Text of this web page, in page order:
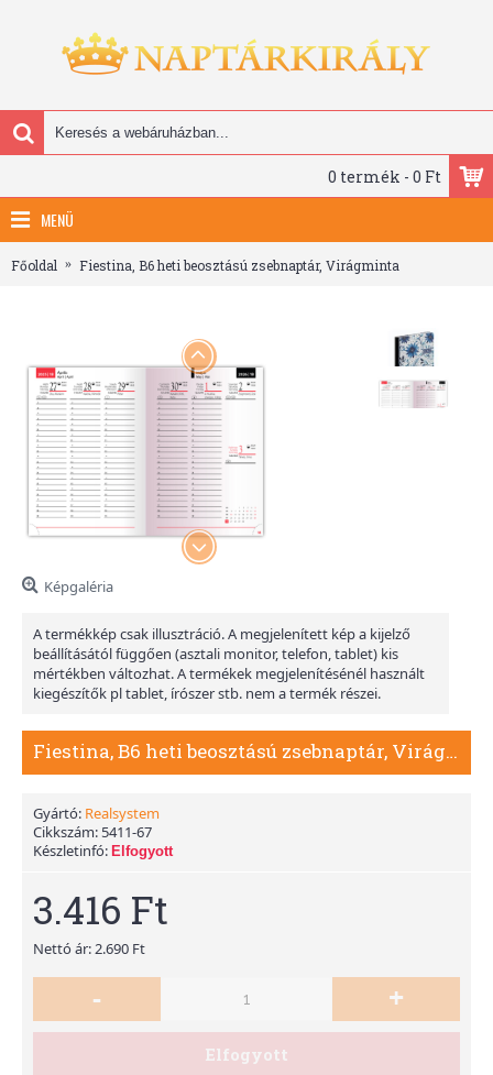
0 termék - 0 Ft
MENÜ
Főoldal Fiestina, B6 heti beosztású zsebnaptár, Virágminta
Képgaléria
A termékkép csak illusztráció. A megjelenített kép a kijelző
beállításától függően (asztali monitor, telefon, tablet) kis
mértékben változhat. A termékek megjelenítésénél használt
kiegészítők pl tablet, írószer stb. nem a termék részei.
Fiestina, B6 heti beosztású zsebnaptár, Virágminta
Gyártó: Realsystem
Cikkszám: 5411-67
Készletinfó: Elfogyott
3.416 Ft
Nettó ár: 2.690 Ft
- +
Elfogyott